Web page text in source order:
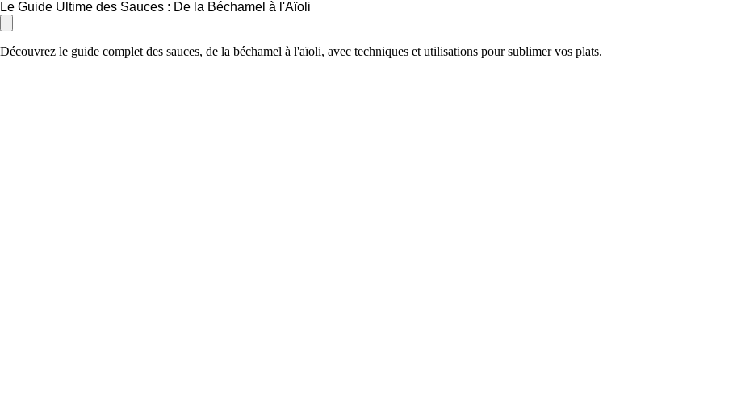
Le Guide Ultime des Sauces : De la Béchamel à l'Aïoli
Découvrez le guide complet des sauces, de la béchamel à l'aïoli, avec techniques et utilisations pour sublimer vos plats.